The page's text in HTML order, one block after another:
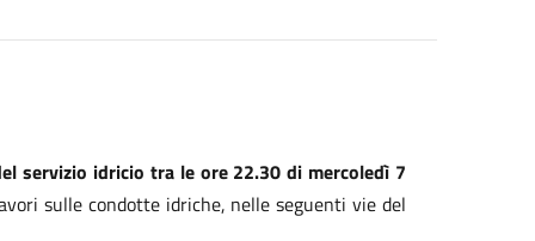
servizio idricio tra le ore 22.30 di mercoledì 7
sulle condotte idriche, nelle seguenti vie del